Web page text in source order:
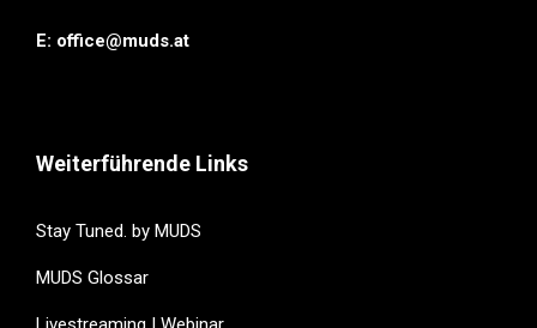
E: office@muds.at
Weiterführende Links
Stay Tuned. by MUDS
MUDS Glossar